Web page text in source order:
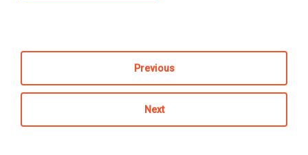
Previous
Next